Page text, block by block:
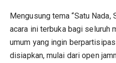
Mengusung tema “Satu Nada,
acara ini terbuka bagi seluruh
umum yang ingin
disiapkan, mulai dari open